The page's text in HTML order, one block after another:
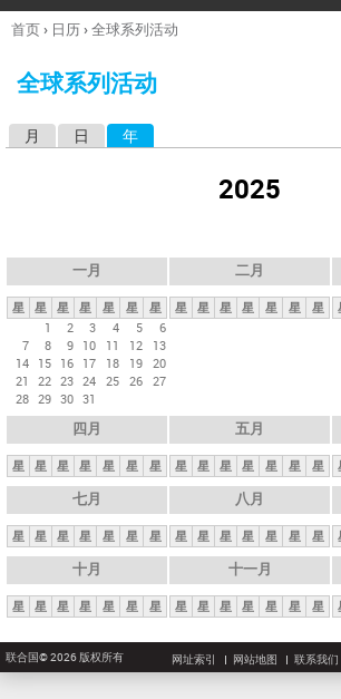
你
这
首页› 日历›全球系列活动
全球系列活动
月 日 年
2025
一月
星 星 星 星 星 星
星
1
2 3 4 5
6
7
8 9 10 11 12
13
14 15 16 17 18 19 20
21
22 23 24 25 26 27
28 29 30 31
二月
星 星 星 星 星 星 星
四月
星 星 星 星 星 星 星
五月
星 星 星 星 星 星 星
七月
星 星 星 星 星 星 星
八月
星 星 星 星 星 星 星
十月
星 星 星 星 星 星 星
十一月
星 星 星 星 星 星 星
联合国© 2026 版权所有 网址索引 网站地图 联系我们